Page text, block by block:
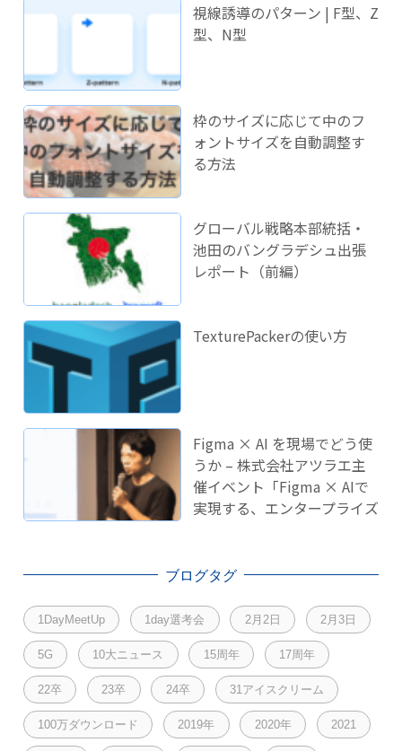
視線誘導のパターン | F型、Z
型、N型
枠のサイズに応じて中のフ
ォントサイズを自動調整す
る方法
グローバル戦略本部統括・
池田のバングラデシュ出張
レポート（前編）
TexturePackerの使い方
Figma × AI を現場でどう使
うか – 株式会社アツラエ主
催イベント「Figma × AIで
実現する、エンタープライズ
ブログタグ
1DayMeetUp 1day選考会 2月2日 2月3日
5G 10大ニュース 15周年 17周年
22卒 23卒 24卒 31アイスクリーム
100万ダウンロード 2019年 2020年 2021